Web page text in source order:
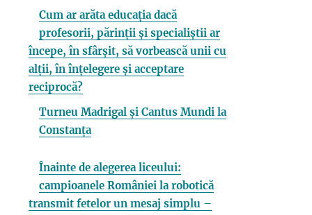
Cum ar arăta educația dacă
profesorii, părinții și specialiștii ar
începe, în sfârșit, să vorbească unii cu
alții, în înțelegere și acceptare
reciprocă?
Turneu Madrigal și Cantus Mundi la
Constanța
Înainte de alegerea liceului:
campioanele României la robotică
transmit fetelor un mesaj simplu –